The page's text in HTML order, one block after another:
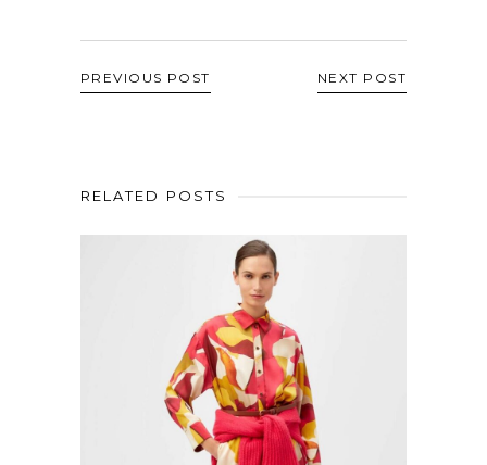
PREVIOUS POST NEXT POST
RELATED POSTS